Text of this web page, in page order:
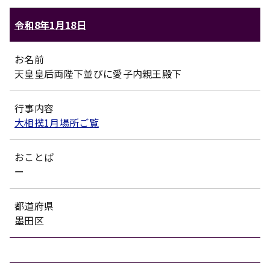
令和8年1月18日
お名前
天皇皇后両陛下並びに愛子内親王殿下
行事内容
大相撲1月場所ご覧
おことば
ー
都道府県
墨田区